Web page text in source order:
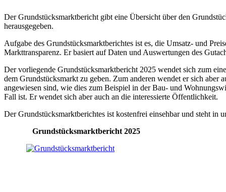
Der Grundstücksmarktbericht gibt eine Übersicht über den
herausgegeben.
Aufgabe des Grundstücksmarktberichtes ist es, die Umsatz- und
Markttransparenz. Er basiert auf Daten und Auswertungen des
Der vorliegende Grundstücksmarktbericht 2025 wendet sich zum
dem Grundstücksmarkt zu geben. Zum anderen wendet er sich
angewiesen sind, wie dies zum Beispiel in der Bau- und
Fall ist. Er wendet sich aber auch an die interessierte Öffentlichkeit.
Der Grundstücksmarktberichtes ist kostenfrei einsehbar und steht in
Grundstücksmarktbericht 2025